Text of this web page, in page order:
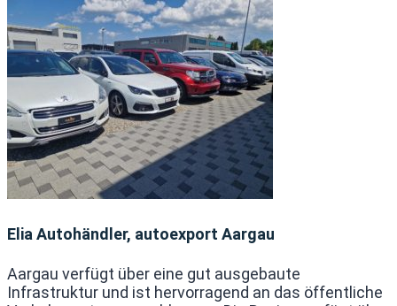
Elia Autohändler, autoexport Aargau
Aargau verfügt über eine gut ausgebaute
Infrastruktur und ist hervorragend an das öffentliche